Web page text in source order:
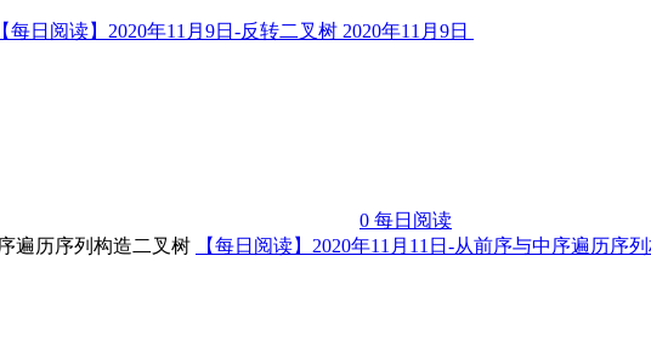
【每日阅读】2020年11月9日-反转二叉树 2020年11月9日
0 每日阅读
【每日阅读】2020年11月11日-从前序与中序遍历序